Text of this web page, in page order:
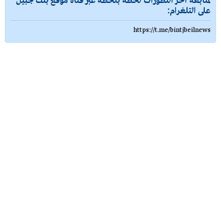
على التلغرام:
https://t.me/bintjbeilnews